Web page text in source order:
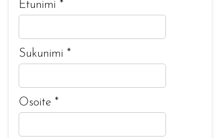
Etunimi *
Sukunimi *
Osoite *